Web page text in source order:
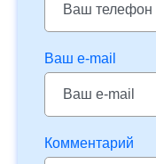
Ваш e-mail
Комментарий